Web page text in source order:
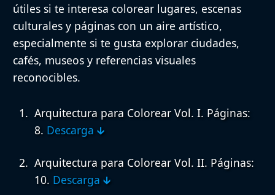
útiles si te interesa colorear lugares, escenas
culturales y páginas con un aire artístico,
especialmente si te gusta explorar ciudades,
cafés, museos y referencias visuales
reconocibles.
Arquitectura para Colorear Vol. I. Páginas:
8. Descarga 🡳
Arquitectura para Colorear Vol. II. Páginas:
10. Descarga 🡳